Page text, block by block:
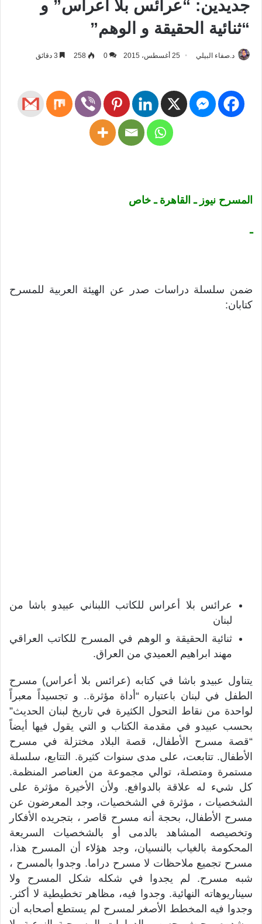
جديدين: “عرائس بلا أعراس” و
“ثنائية الحقيقة و الوهم”
د.صفاء البيلي 25 أغسطس، 2015 0
258
المسرح نيوز ـ القاهرة ـ خاص
ـ
ضمن سلسلة دراسات صدر عن الهيئة العربية للمسرح
كتابان:
عرائس بلا أعراس للكاتب اللبناني عبيدو باشا من
لبنان
ثنائية الحقيقة و الوهم في المسرح للكاتب العراقي
مهند ابراهيم العميدي من العراق.
يتناول عبيدو باشا في كتابه (عرائس بلا أعراس) مسرح
الطفل في لبنان باعتباره “أداة مؤثرة.. و تجسيداً معبراً
لواحدة من نقاط التحول الكثيرة في تاريخ لبنان الحديث”
بحسب عبيدو في مقدمة الكتاب و التي يقول فيها أيضاً
“قصة مسرح الأطفال، قصة البلاد مختزلة في مسرح
الأطفال. تتابعت، على مدى سنوات كثيرة. التتابع، سلسلة
مستمرة ومتصلة، توالي مجموعة من العناصر المنظمة.
كل شيء له علاقة بالدوافع. ولأن الأخيرة مؤثرة على
الشخصيات ، مؤثرة في الشخصيات، وجد المعرضون عن
مسرح الأطفال، بحجة أنه مسرح قاصر ، بتجريده الأفكار
وتخصيصه المشاهد بالدمى أو بالشخصيات السريعة
المحكومة بالغياب بالنسيان، وجد هؤلاء أن المسرح هذا،
مسرح تجميع ملاحظات لا مسرح دراما. وجدوا بالمسرح ،
شبه مسرح. لم يجدوا في شكله شكل المسرح ولا
سيناريوهاته النهائية. وجدوا فيه، مظاهر تخطيطية لا أكثر.
وجدوا فيه المخطط الأصغر لمسرح لم يستطع أصحابه أن